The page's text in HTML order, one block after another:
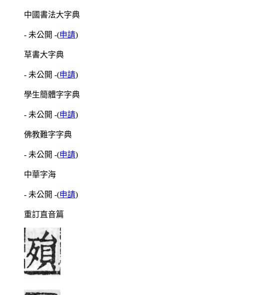
中國書法大字典
- 未公開 -(申請)
草書大字典
- 未公開 -(申請)
學生簡體字字典
- 未公開 -(申請)
佛教難字字典
- 未公開 -(申請)
中華字海
- 未公開 -(申請)
重訂直音篇